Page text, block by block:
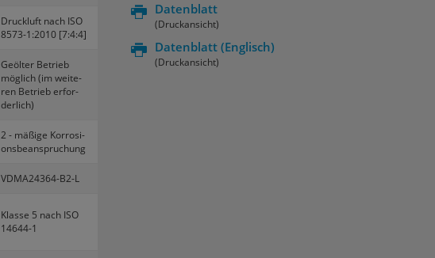
Druck­luft nach ISO
8573-​1:2010 [7:4:4]
Ge­öl­ter Be­trieb
mög­lich (im wei­te­
ren Be­trieb er­for­
der­lich)
2 - mä­ßi­ge Kor­ro­si­
ons­be­an­spru­chung
VDMA24364-​B2-L
Klas­se 5 nach ISO
14644-​1
Datenblatt
(Druckansicht)
Datenblatt (Englisch)
(Druckansicht)